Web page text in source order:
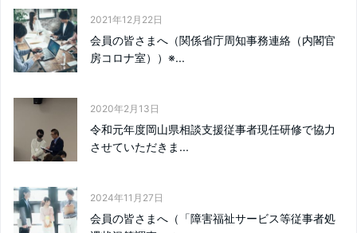
2021年12月22日
会員の皆さまへ（関係省庁周知事務連絡（内閣官
房コロナ室））※...
2020年2月13日
令和元年度岡山県相談支援従事者現任研修で協力
させていただきま...
2024年11月27日
会員の皆さまへ（「障害福祉サービス等従事者処